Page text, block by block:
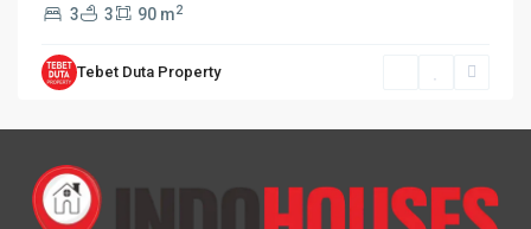
3 3 90 m2
Tebet Duta Property